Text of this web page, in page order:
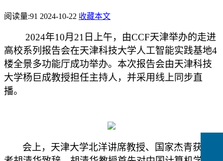
阅读量:91 2024-10-22 收藏本文
2024年10月21日上午，由CCF天津举办的走进
高校系列报告会在天津科技大学人工智能实践基地4
楼全景多功能厅成功举办。本次报告会由天津科技
大学杨巨成教授担任主持人，并采用线上同步直
播。
会上，天津大学北洋讲席教授、国家杰青获得